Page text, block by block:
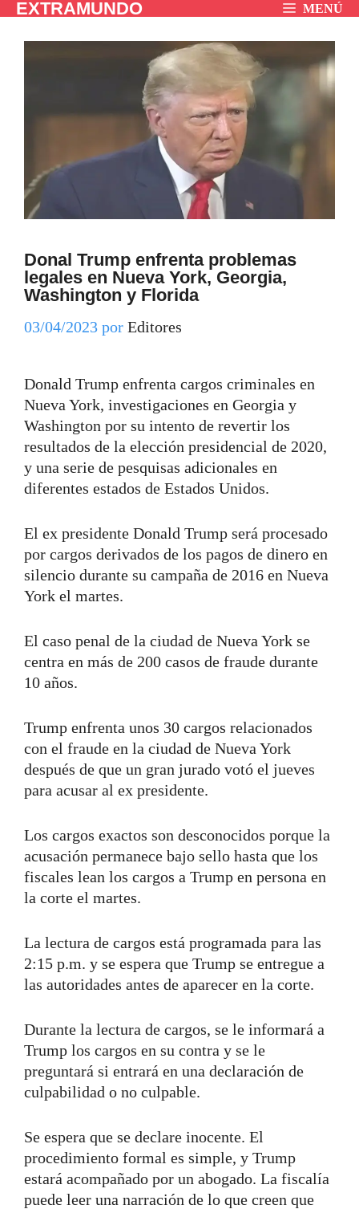
SaltarEXTRAMUNDO MENÚ
Donal Trump enfrenta problemas
legales en Nueva York, Georgia,
Washington y Florida
03/04/2023 por Editores
Donald Trump enfrenta cargos criminales en
Nueva York, investigaciones en Georgia y
Washington por su intento de revertir los
resultados de la elección presidencial de 2020,
y una serie de pesquisas adicionales en
diferentes estados de Estados Unidos.
El ex presidente Donald Trump será procesado
por cargos derivados de los pagos de dinero en
silencio durante su campaña de 2016 en Nueva
York el martes.
El caso penal de la ciudad de Nueva York se
centra en más de 200 casos de fraude durante
10 años.
Trump enfrenta unos 30 cargos relacionados
con el fraude en la ciudad de Nueva York
después de que un gran jurado votó el jueves
para acusar al ex presidente.
Los cargos exactos son desconocidos porque la
acusación permanece bajo sello hasta que los
fiscales lean los cargos a Trump en persona en
la corte el martes.
La lectura de cargos está programada para las
2:15 p.m. y se espera que Trump se entregue a
las autoridades antes de aparecer en la corte.
Durante la lectura de cargos, se le informará a
Trump los cargos en su contra y se le
preguntará si entrará en una declaración de
culpabilidad o no culpable.
Se espera que se declare inocente. El
procedimiento formal es simple, y Trump
estará acompañado por un abogado. La fiscalía
puede leer una narración de lo que creen que